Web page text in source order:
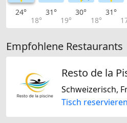
24°
18°
31°
19°
30°
18°
31°
Empfohlene Restaurants
Resto de la
Schweizerisch,
Tisch reservieren